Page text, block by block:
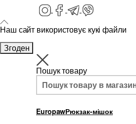
Наш сайт використовує кукі файли
Згоден
Пошук товару
EuropawРюкзак-мішок